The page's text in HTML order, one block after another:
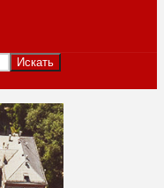
Искать